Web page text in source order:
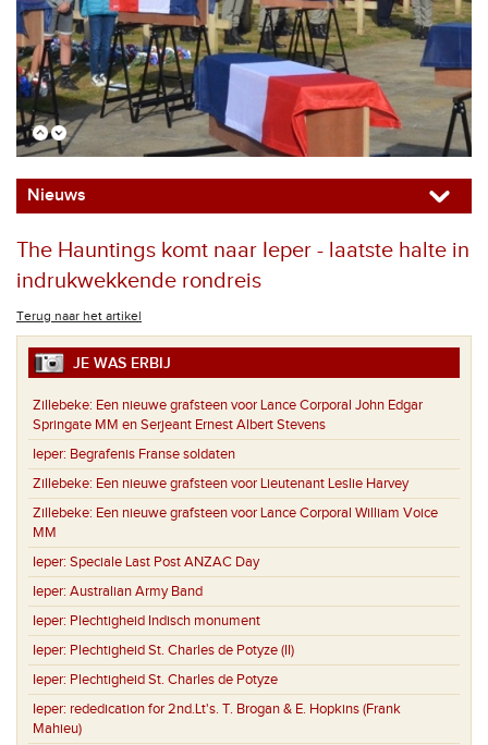
Nieuws
The Hauntings komt naar Ieper - laatste halte in
indrukwekkende rondreis
Terug naar het artikel
JE WAS ERBIJ
Zillebeke: Een nieuwe grafsteen voor Lance Corporal John Edgar
Springate MM en Serjeant Ernest Albert Stevens
Ieper: Begrafenis Franse soldaten
Zillebeke: Een nieuwe grafsteen voor Lieutenant Leslie Harvey
Zillebeke: Een nieuwe grafsteen voor Lance Corporal William Voice
MM
Ieper: Speciale Last Post ANZAC Day
Ieper: Australian Army Band
Ieper: Plechtigheid Indisch monument
Ieper: Plechtigheid St. Charles de Potyze (II)
Ieper: Plechtigheid St. Charles de Potyze
Ieper: rededication for 2nd.Lt's. T. Brogan & E. Hopkins (Frank
Mahieu)